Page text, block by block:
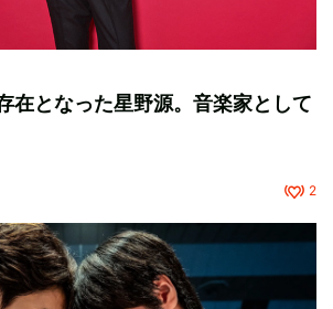
在となった星野源。音楽家として
2